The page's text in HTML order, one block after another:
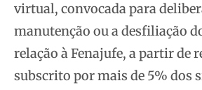
virtual, convocada para
manutenção ou a desfiliação
relação à Fenajufe, a partir de
subscrito por mais de 5% dos